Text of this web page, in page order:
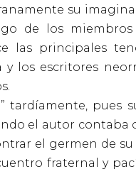
su
de los
las principales
los escritores
pues
el autor contaba
el germen de
fraternal y